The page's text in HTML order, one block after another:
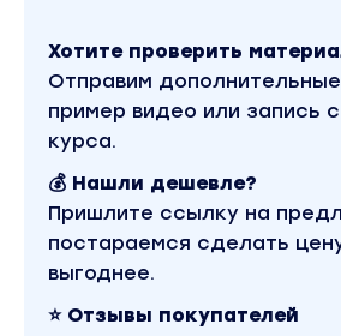
Хотите проверить
Отправим
пример видео или запись
курса.
💰 Нашли дешевле?
Пришлите ссылку на
постараемся сделать
выгоднее.
⭐ Отзывы покупателей